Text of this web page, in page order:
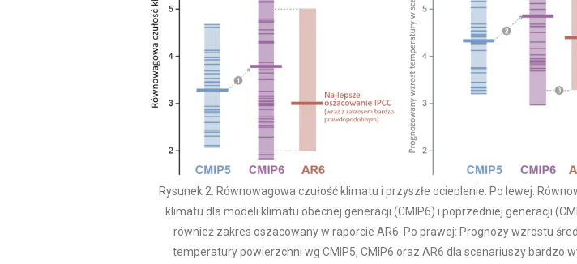
Rysunek 2: Równowagowa czułość klimatu i przyszłe ocieplenie. Po lewej:
klimatu dla modeli klimatu obecnej generacji (CMIP6) i poprzedniej generacji
również zakres oszacowany w raporcie AR6. Po prawej: Prognozy wzrostu
temperatury powierzchni wg CMIP5, CMIP6 oraz AR6 dla scenariuszy bardzo